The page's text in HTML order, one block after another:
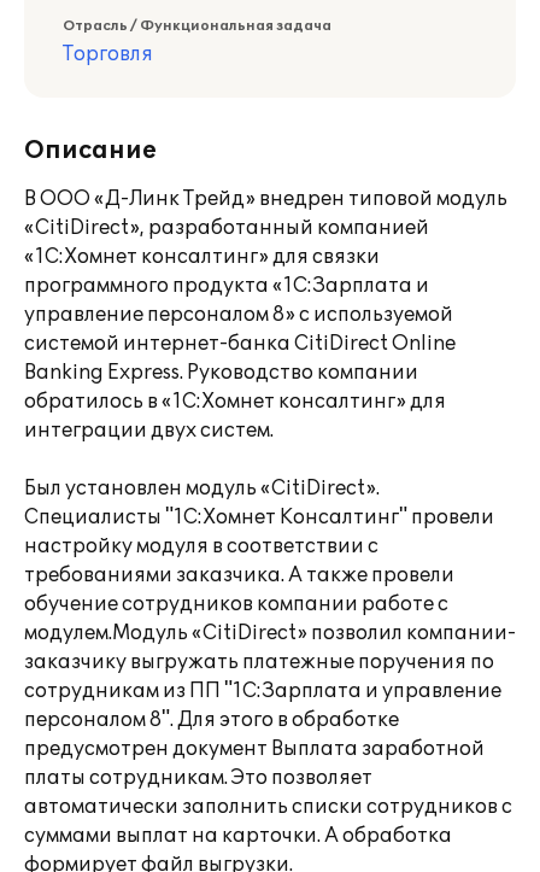
Отрасль / Функциональная задача
Торговля
Описание
В ООО «Д-Линк Трейд» внедрен типовой модуль
«CitiDirect», разработанный компанией
«1С:Хомнет консалтинг» для связки
программного продукта «1С:Зарплата и
управление персоналом 8» с используемой
системой интернет-банка CitiDirect Online
Banking Express. Руководство компании
обратилось в «1С:Хомнет консалтинг» для
интеграции двух систем.
Был установлен модуль «CitiDirect».
Специалисты "1С:Хомнет Консалтинг" провели
настройку модуля в соответствии с
требованиями заказчика. А также провели
обучение сотрудников компании работе с
модулем.Модуль «CitiDirect» позволил компании-
заказчику выгружать платежные поручения по
сотрудникам из ПП "1С:Зарплата и управление
персоналом 8". Для этого в обработке
предусмотрен документ Выплата заработной
платы сотрудникам. Это позволяет
автоматически заполнить списки сотрудников с
суммами выплат на карточки. А обработка
формирует файл выгрузки.